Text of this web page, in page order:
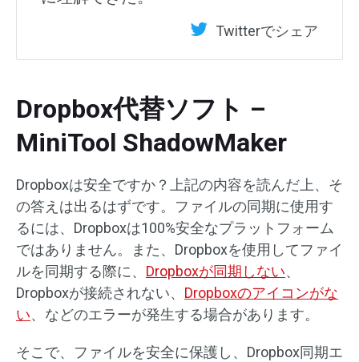
Twitterでシェア
Dropbox代替ソフト –
MiniTool ShadowMaker
Dropboxは安全ですか？上記の内容を読んだ上、そ
の答えは出るはずです。ファイルの同期に使用す
るには、Dropboxは100%安全なプラットフォーム
ではありません。また、Dropboxを使用してファイ
ルを同期する際に、 Dropboxが同期しない、
Dropboxが接続されない、 Dropboxのアイコンがな
い、などのエラーが発生する場合があります。
そこで、ファイルを安全に保護し、Dropbox同期エ